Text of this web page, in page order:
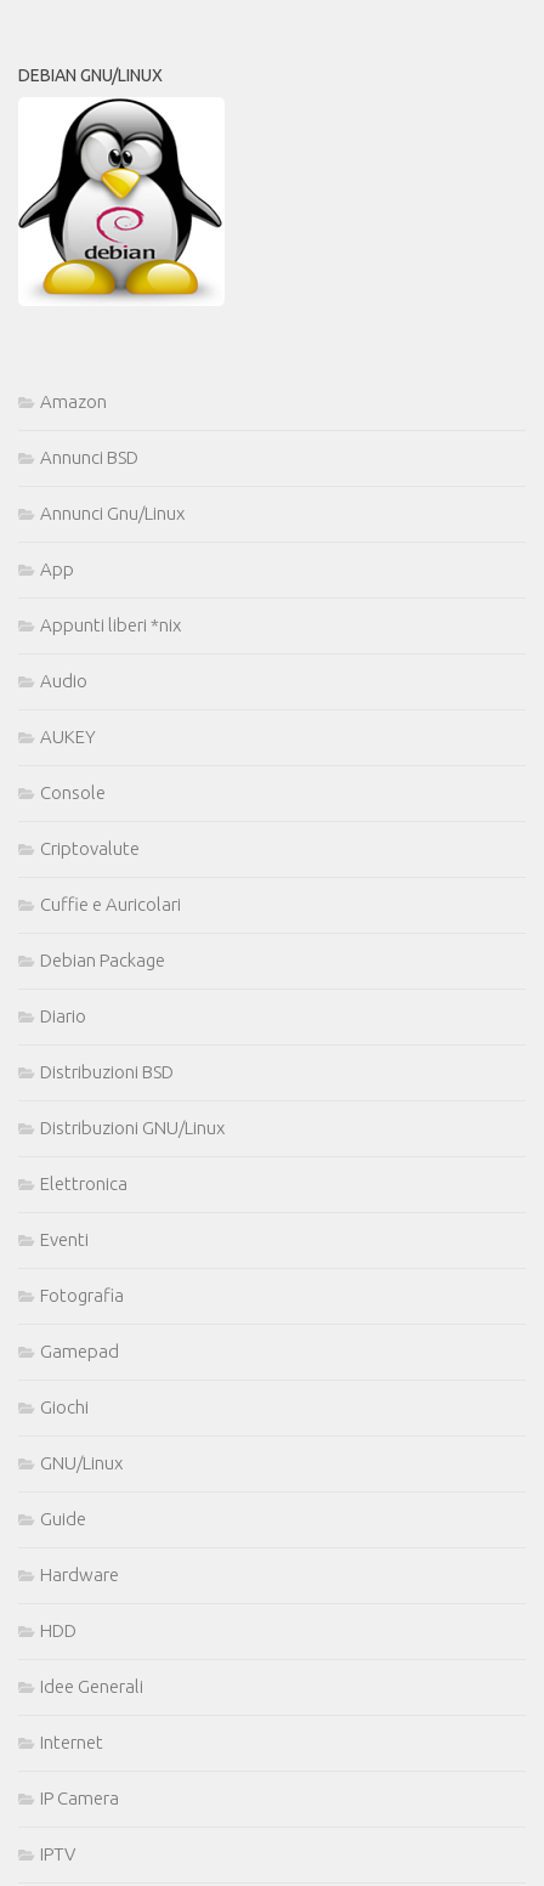
DEBIAN GNU/LINUX
Amazon
Annunci BSD
Annunci Gnu/Linux
App
Appunti liberi *nix
Audio
AUKEY
Console
Criptovalute
Cuffie e Auricolari
Debian Package
Diario
Distribuzioni BSD
Distribuzioni GNU/Linux
Elettronica
Eventi
Fotografia
Gamepad
Giochi
GNU/Linux
Guide
Hardware
HDD
Idee Generali
Internet
IP Camera
IPTV